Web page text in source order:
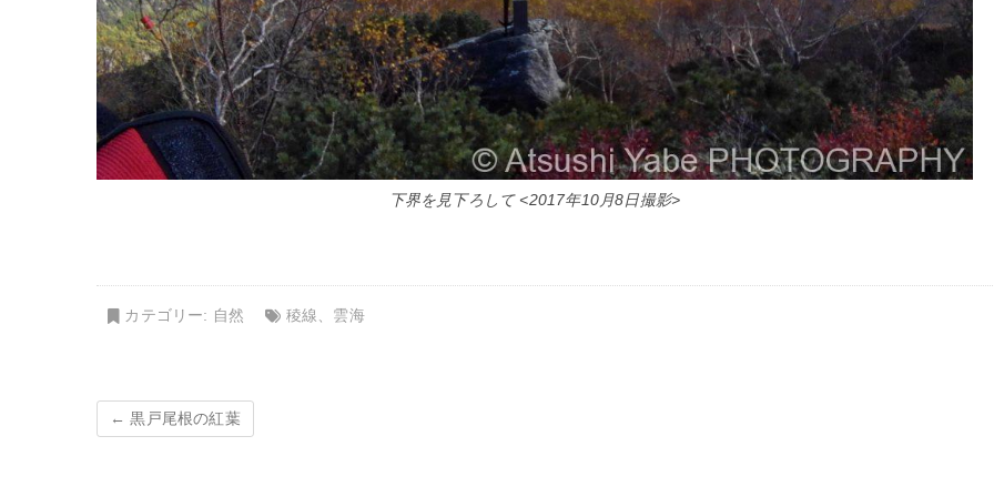
下界を見下ろして <2017年10月8日撮影>
カテゴリー: 自然 稜線 雲海
← 黒戸尾根の紅葉